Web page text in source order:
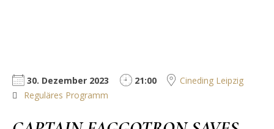
30. Dezember 2023 21:00
Cineding Leipzig
Reguläres Programm